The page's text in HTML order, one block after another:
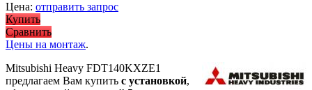
Цена: отправить запрос
Купить
Сравнить
Цены на монтаж.
Mitsubishi Heavy FDT140KXZE1
предлагаем Вам купить с установкой,